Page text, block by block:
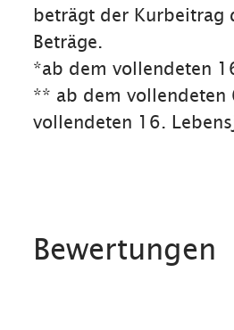
beträgt der Kurbeitrag
Beträge.
*ab dem vollendeten
** ab dem vollendeten
vollendeten 16.
Bewertungen